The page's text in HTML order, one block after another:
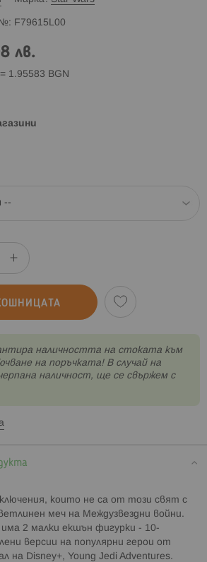
F79615L00
лв.
1.95583 BGN
наличността на стоката към
на поръчката! В случай на
наличност, ще се свържем с
които не са от този свят с
меч на Междузвездни войни.
има 2 малки екшън фигурки - 10-
версии на популярни герои от
на Disney+, Young Jedi Adventures.